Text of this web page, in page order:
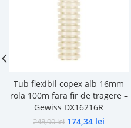
Tub flexibil copex alb 16mm
rola 100m fara fir de tragere –
Gewiss DX16216R
248,90lei 174,34 lei